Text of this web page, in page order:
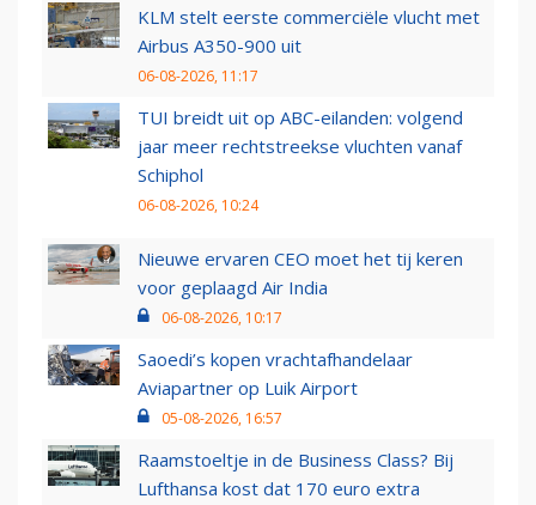
KLM stelt eerste commerciële vlucht met
Airbus A350-900 uit
06-08-2026, 11:17
TUI breidt uit op ABC-eilanden: volgend
jaar meer rechtstreekse vluchten vanaf
Schiphol
06-08-2026, 10:24
Nieuwe ervaren CEO moet het tij keren
voor geplaagd Air India
06-08-2026, 10:17
Saoedi’s kopen vrachtafhandelaar
Aviapartner op Luik Airport
05-08-2026, 16:57
Raamstoeltje in de Business Class? Bij
Lufthansa kost dat 170 euro extra